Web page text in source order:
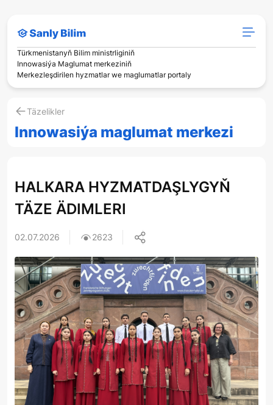
Türkmenistanyň Bilim ministrliginiň
Innowasiýa Maglumat merkeziniň
Merkezleşdirilen hyzmatlar we maglumatlar portaly
Täzelikler
Innowasiýa maglumat merkezi
HALKARA HYZMATDAŞLYGYŇ
TÄZE ÄDIMLERI
02.07.2026 2623